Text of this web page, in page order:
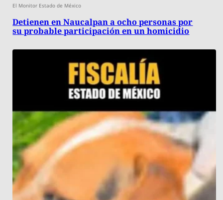
El Monitor Estado de México
Detienen en Naucalpan a ocho personas por
su probable participación en un homicidio